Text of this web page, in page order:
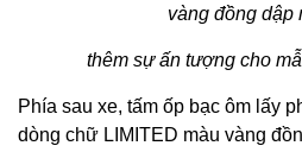
vàng đồng dập
thêm sự ấn tượng cho
Phía sau xe, tấm ốp bạc ôm lấy
dòng chữ LIMITED màu vàng